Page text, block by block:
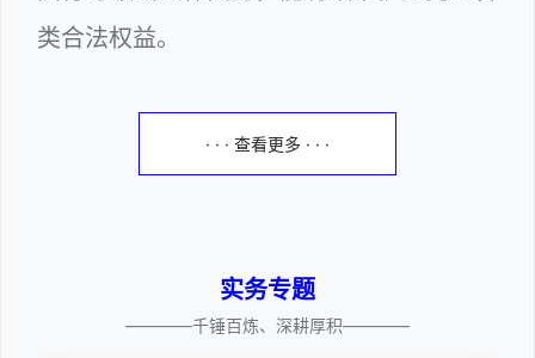
类合法权益。
· · · 查看更多 · · ·
实务专题
————千锤百炼、深耕厚积————